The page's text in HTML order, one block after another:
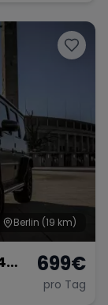
Berlin (19 km)
699€
pro Tag